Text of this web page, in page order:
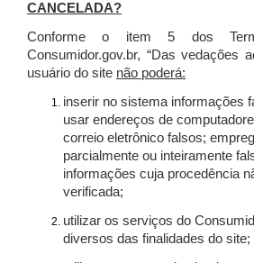
CANCELADA?
Conforme o item 5 dos
Consumidor.gov.br, “Das vedações
usuário do site não poderá:
inserir no sistema informações
usar endereços de
correio eletrônico falsos;
parcialmente ou inteiramente
informações cuja procedência
verificada;
utilizar os serviços do
diversos das finalidades do site;